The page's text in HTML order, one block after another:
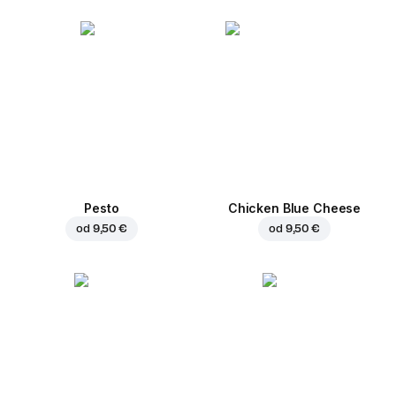
Pesto
od 9,50 €
Chicken Blue Cheese
od 9,50 €